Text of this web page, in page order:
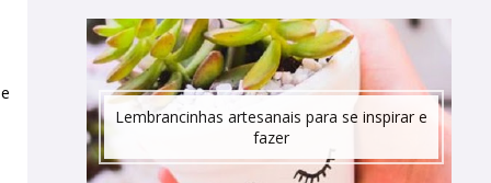
Lembrancinhas artesanais para se inspirar e
fazer